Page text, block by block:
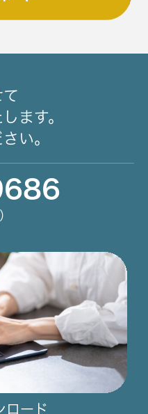
ます。
い。
ロード